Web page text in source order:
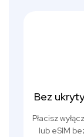
Bez
Płacisz
lub eSIM